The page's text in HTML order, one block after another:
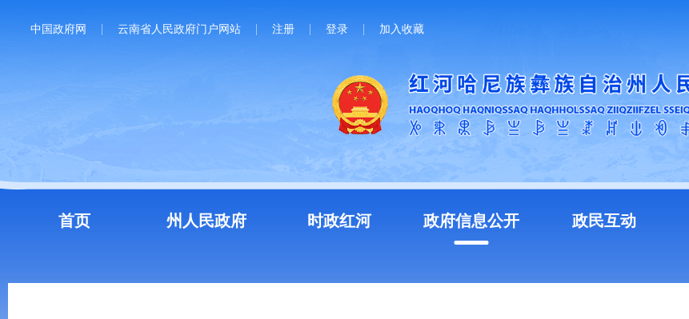
中国政府网 云南省人民政府门户网站 注册 登录 加入收藏
首页 州人民政府 时政红河 政府信息公开 政民互动